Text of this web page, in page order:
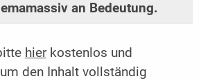
an Bedeutung.
hierkostenlos und
den Inhalt vollständig